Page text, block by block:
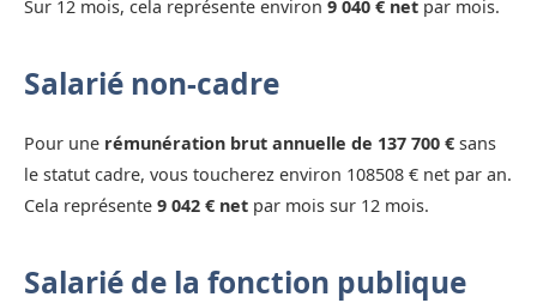
Sur 12 mois, cela représente environ 9 040 € net par mois.
Salarié non-cadre
Pour une rémunération brut annuelle de 137 700 € sans
le statut cadre, vous toucherez environ 108508 € net par an.
Cela représente 9 042 € net par mois sur 12 mois.
Salarié de la fonction publique